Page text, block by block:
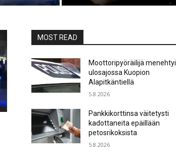
MOST READ
Moottoripyöräilijä menehtyi
ulosajossa Kuopion
Alapitkäntiellä
5.8.2026
Pankkikorttinsa väitetysti
kadottaneita epäillään
petosrikoksista
5.8.2026